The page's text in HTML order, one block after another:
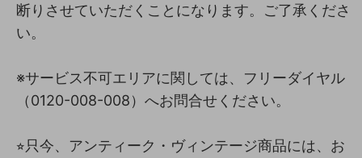
断りさせていただくことになります。ご了承くださ
い。
※サービス不可エリアに関しては、フリーダイヤル
（0120-008-008）へお問合せください。
⭐︎只今、アンティーク・ヴィンテージ商品には、お